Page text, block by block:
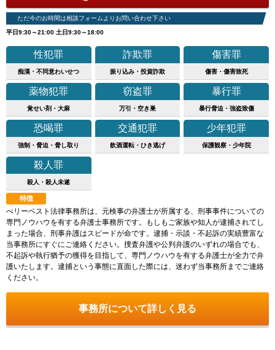
ただ今のお時間は相談フォームよりお問い合わせ下さい
平日9:30～21:00 土日9:30～18:00
性犯罪
痴漢・不同意わいせつ
詐欺罪
振り込み・投資詐欺
傷害罪
傷害・傷害致死
薬物犯罪
覚せい剤・大麻
窃盗罪
万引・空き巣
暴行罪
暴行脅迫・強盗致傷
恐喝罪
強制・脅迫・脅し取り
交通犯罪
飲酒運転・ひき逃げ
少年犯罪
保護観察・少年院
殺人罪
殺人・殺人未遂
特徴
べリーベスト法律事務所は、元検事の弁護士が所属する、刑事事件についての
専門ノウハウを有する弁護士事務所です。もしもご家族や知人が逮捕されてし
まった場合、刑事弁護はスピードが命です。逮捕・示談・不起訴の実績豊富な
当事務所にすぐにご連絡ください。捜査弁護や公判弁護のいずれの場合でも、
不起訴や執行猶予の獲得を目指して、専門ノウハウを有する弁護士が全力で弁
護いたします。逮捕という事態に直面した際には、迷わず当事務所までご連絡
ください。
事務所について詳しく見る